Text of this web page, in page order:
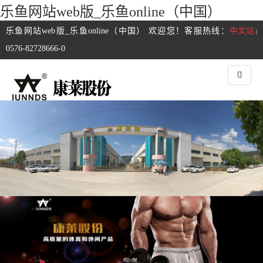
乐鱼网站web版_乐鱼online（中国）
中文站 |
乐鱼网站web版_乐鱼online（中国） 欢迎您！客服热线：
0576-82728666-0